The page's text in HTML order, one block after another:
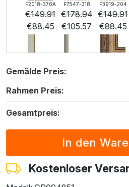
F2018-376A
€149.91
€88.45
F7547-318
€178.94
€105.57
F3919-204
€149.91
€88.45
F3013-236
€93.96
€
€123.32
€209.01
€123.32
€209.01
€123.32
Gemälde Preis:
Rahmen Preis:
Gesamtpreis:
Kostenloser